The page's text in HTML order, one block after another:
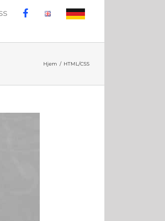
Hjem HTML/CSS